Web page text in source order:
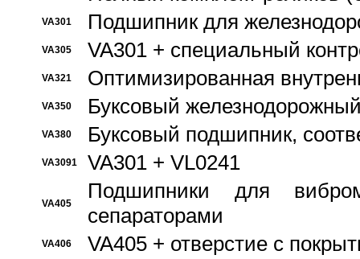
VA301 Подшипник для
VA305 VA301 + специальный
VA321 Оптимизированная
VA350 Буксовый
VA380 Буксовый подшипник,
VA3091 VA301 + VL0241
VA405
Подшипники для
сепараторами
VA406 VA405 + отверстие с